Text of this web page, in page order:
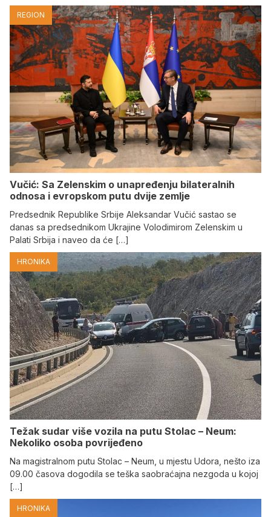
REGION
Vučić: Sa Zelenskim o unapređenju bilateralnih
odnosa i evropskom putu dvije zemlje
Predsednik Republike Srbije Aleksandar Vučić sastao se
danas sa predsednikom Ukrajine Volodimirom Zelenskim u
Palati Srbija i naveo da će […]
HRONIKA
Težak sudar više vozila na putu Stolac – Neum:
Nekoliko osoba povrijeđeno
Na magistralnom putu Stolac – Neum, u mjestu Udora, nešto iza
09.00 časova dogodila se teška saobraćajna nezgoda u kojoj
[…]
HRONIKA